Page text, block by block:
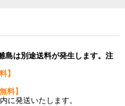
島は別途送料が発生します。注
】
料】
に発送いたします。